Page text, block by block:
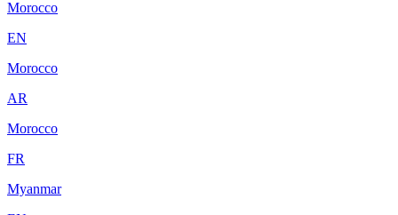
Morocco
EN
Morocco
AR
Morocco
FR
Myanmar